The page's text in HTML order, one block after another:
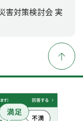
害対策検討会 実